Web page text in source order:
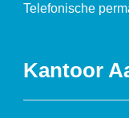
Telefonische
Kantoor